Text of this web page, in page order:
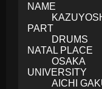
NAME
PART
DRUMS
NATAL PLACE
OSAKA
UNIVERSITY
AICHI